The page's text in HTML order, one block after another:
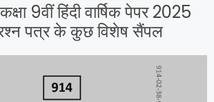
कक्षा 9वीं हिंदी वार्षिक पेपर 2025
पत्र के कुछ विशेष सैंपल